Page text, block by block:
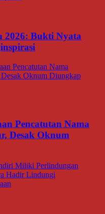
2026: Bukti Nyata
Pencatutan Nama
Desak Oknum